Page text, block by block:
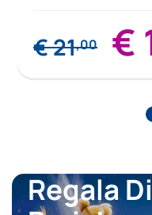
€ 21,00 €
Regala